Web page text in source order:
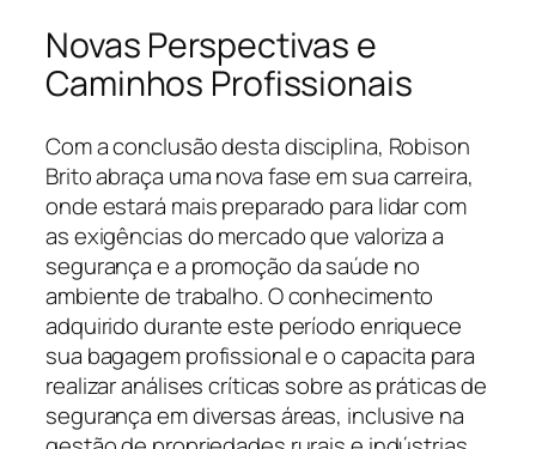
Novas Perspectivas e
Caminhos Profissionais
Com a conclusão desta disciplina, Robison
Brito abraça uma nova fase em sua carreira,
onde estará mais preparado para lidar com
as exigências do mercado que valoriza a
segurança e a promoção da saúde no
ambiente de trabalho. O conhecimento
adquirido durante este período enriquece
sua bagagem profissional e o capacita para
realizar análises críticas sobre as práticas de
segurança em diversas áreas, inclusive na